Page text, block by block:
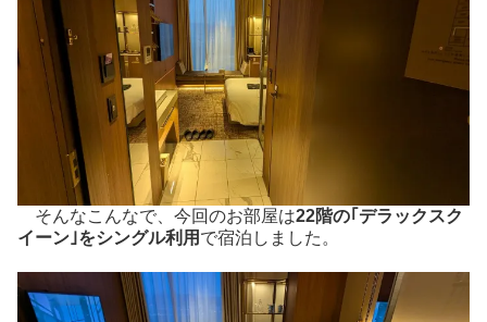
そんなこんなで、今回のお部屋は22階の｢デラックスク
イーン｣をシングル利用 で宿泊しました。